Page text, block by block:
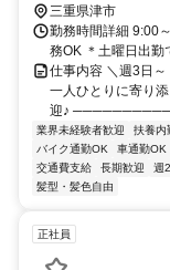
三重県津市
勤務時間詳細 9:00
務OK ＊土曜日出勤
仕事内容 ＼週3日～
一人ひとりに寄り
迎♪
業界未経験者歓迎 扶養内
バイク通勤OK
車通勤OK
交通費支給
長期歓迎 週
髪型・髪色自由
正社員